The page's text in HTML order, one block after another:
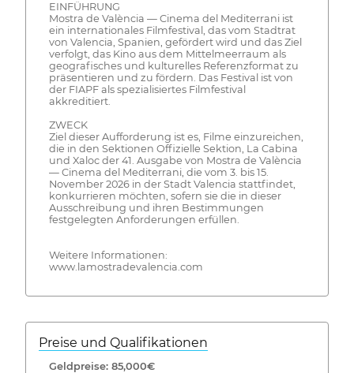
EINFÜHRUNG
Mostra de València — Cinema del Mediterrani ist
ein internationales Filmfestival, das vom Stadtrat
von Valencia, Spanien, gefördert wird und das Ziel
verfolgt, das Kino aus dem Mittelmeerraum als
geografisches und kulturelles Referenzformat zu
präsentieren und zu fördern. Das Festival ist von
der FIAPF als spezialisiertes Filmfestival
akkreditiert.
ZWECK
Ziel dieser Aufforderung ist es, Filme einzureichen,
die in den Sektionen Offizielle Sektion, La Cabina
und Xaloc der 41. Ausgabe von Mostra de València
— Cinema del Mediterrani, die vom 3. bis 15.
November 2026 in der Stadt Valencia stattfindet,
konkurrieren möchten, sofern sie die in dieser
Ausschreibung und ihren Bestimmungen
festgelegten Anforderungen erfüllen.
Weitere Informationen:
www.lamostradevalencia.com
Preise und Qualifikationen
Geldpreise: 85,000€